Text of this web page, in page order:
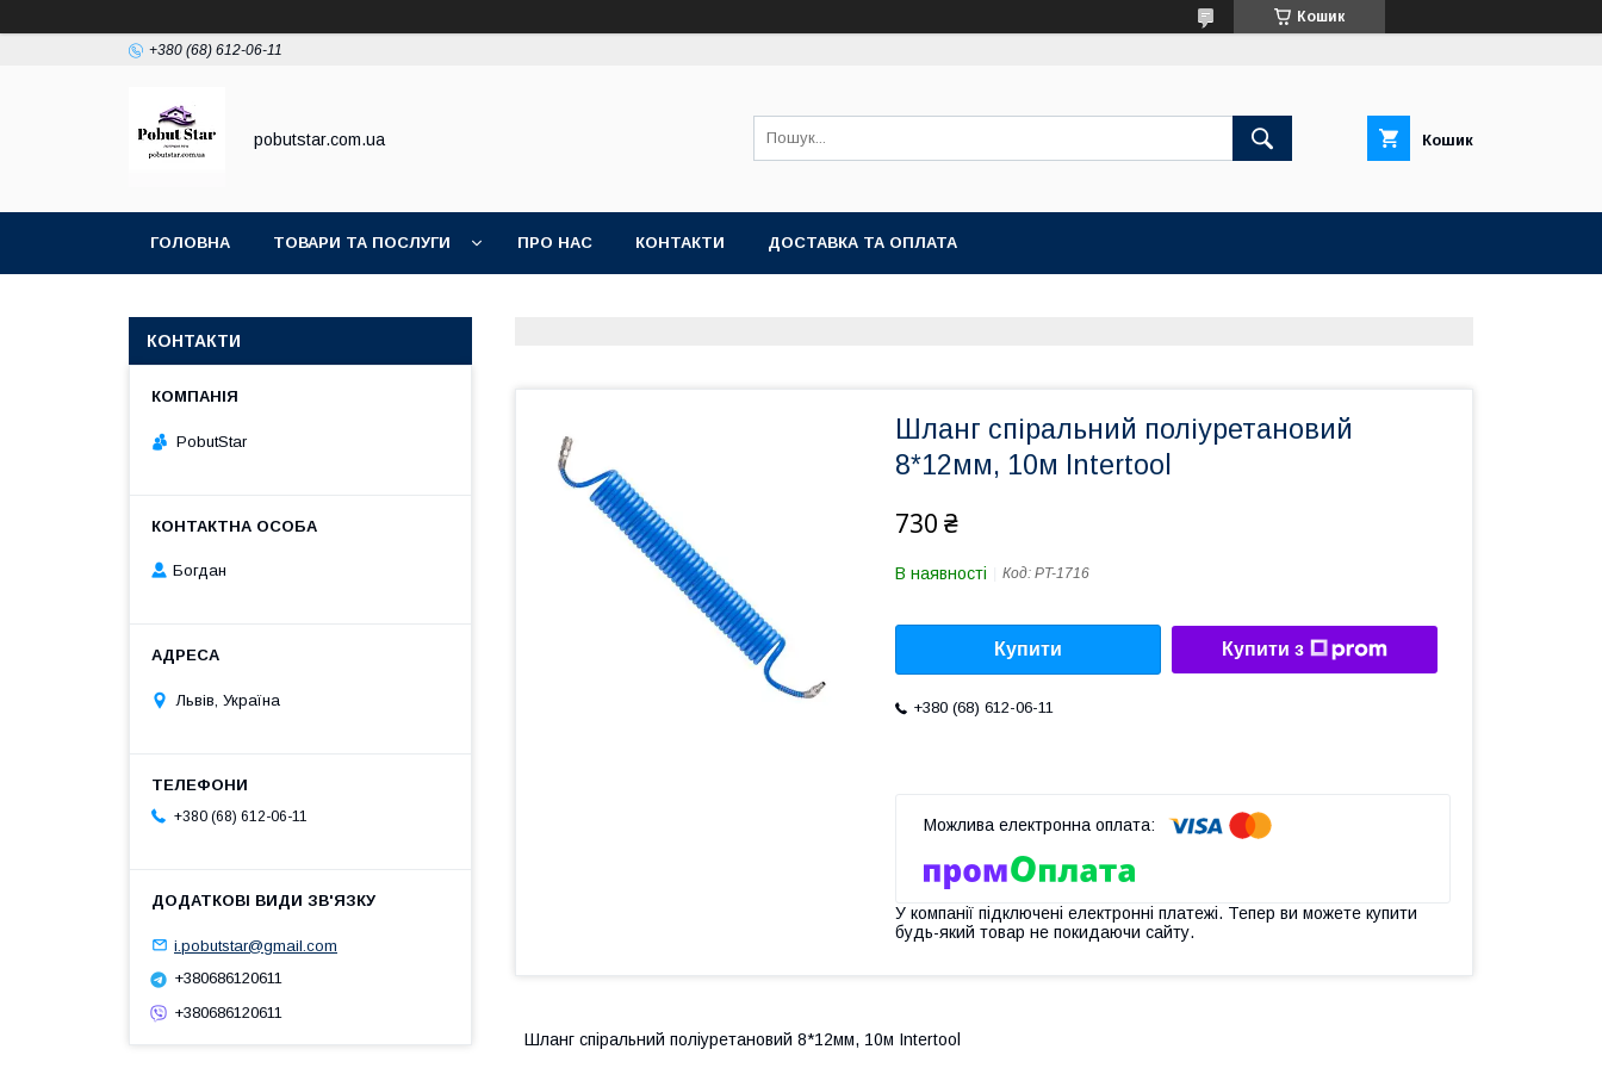
Кошик
+380 (68) 612-06-11
pobutstar.com.ua Кошик
ГОЛОВНА ТОВАРИ ТА ПОСЛУГИ ПРО НАС КОНТАКТИ ДОСТАВКА ТА ОПЛАТА
Шланг спіральний поліуретановий
8*12мм, 10м Intertool
730 ₴
В наявності Код: PT-1716
Купити Купити з
+380 (68) 612-06-11
У компанії підключені електронні платежі. Тепер ви можете купити
будь-який товар не покидаючи сайту.
Шланг спіральний поліуретановий 8*12мм, 10м Intertool
КОНТАКТИ
PobutStar
Богдан
Львів, Україна
+380 (68) 612-06-11
i.pobutstar@gmail.com
+380686120611
+380686120611